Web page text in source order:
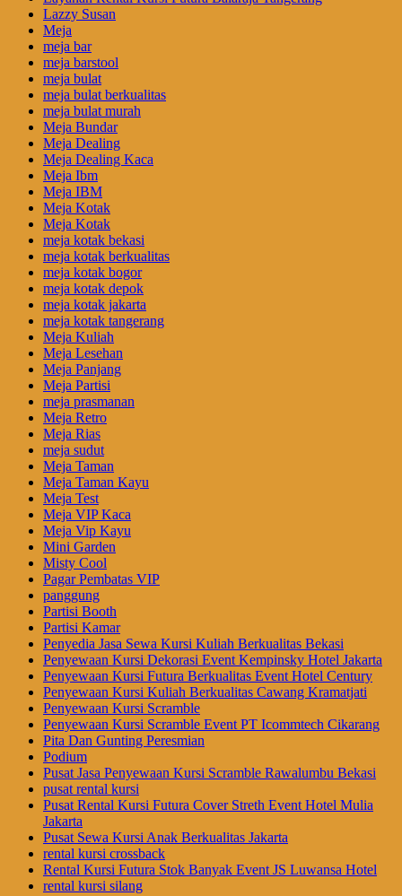
Lazzy Susan
Meja
meja bar
meja barstool
meja bulat
meja bulat berkualitas
meja bulat murah
Meja Bundar
Meja Dealing
Meja Dealing Kaca
Meja Ibm
Meja IBM
Meja Kotak
Meja Kotak
meja kotak bekasi
meja kotak berkualitas
meja kotak bogor
meja kotak depok
meja kotak jakarta
meja kotak tangerang
Meja Kuliah
Meja Lesehan
Meja Panjang
Meja Partisi
meja prasmanan
Meja Retro
Meja Rias
meja sudut
Meja Taman
Meja Taman Kayu
Meja Test
Meja VIP Kaca
Meja Vip Kayu
Mini Garden
Misty Cool
Pagar Pembatas VIP
panggung
Partisi Booth
Partisi Kamar
Penyedia Jasa Sewa Kursi Kuliah Berkualitas Bekasi
Penyewaan Kursi Dekorasi Event Kempinsky Hotel Jakarta
Penyewaan Kursi Futura Berkualitas Event Hotel Century
Penyewaan Kursi Kuliah Berkualitas Cawang Kramatjati
Penyewaan Kursi Scramble
Penyewaan Kursi Scramble Event PT Icommtech Cikarang
Pita Dan Gunting Peresmian
Podium
Pusat Jasa Penyewaan Kursi Scramble Rawalumbu Bekasi
pusat rental kursi
Pusat Rental Kursi Futura Cover Streth Event Hotel Mulia
Jakarta
Pusat Sewa Kursi Anak Berkualitas Jakarta
rental kursi crossback
Rental Kursi Futura Stok Banyak Event JS Luwansa Hotel
rental kursi silang